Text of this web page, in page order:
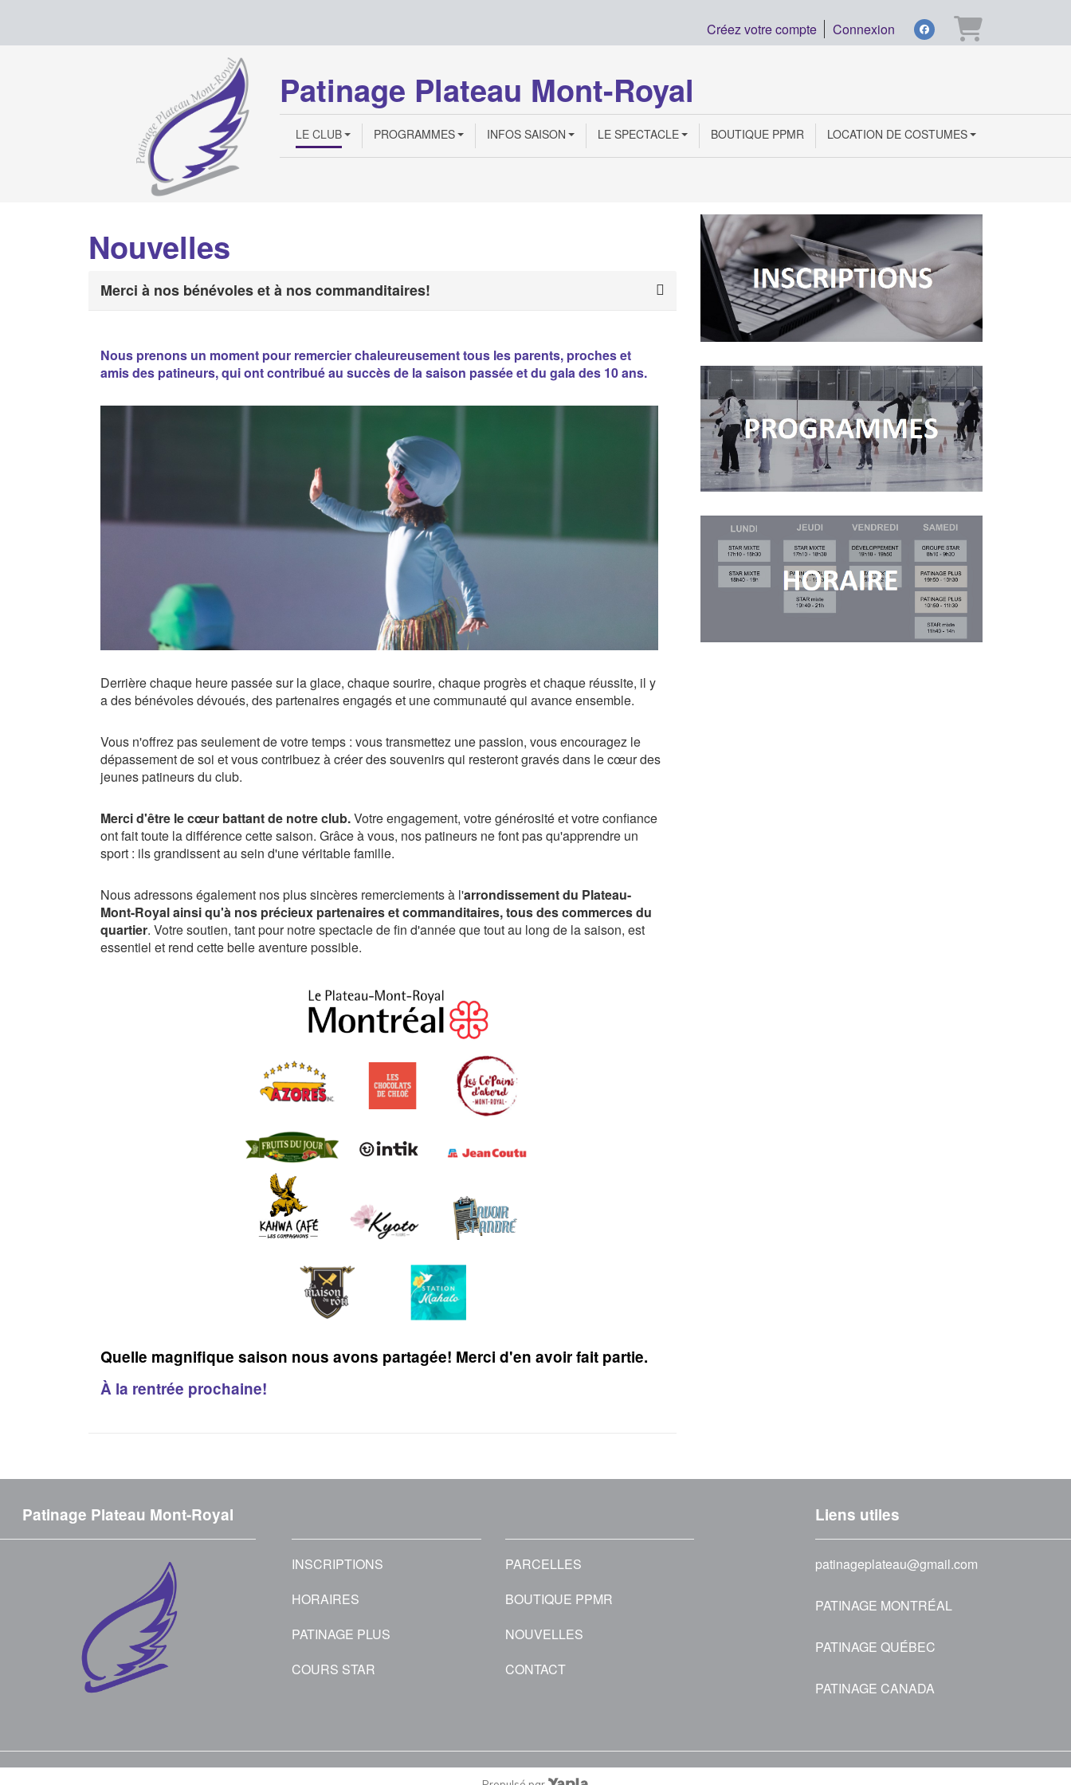
Créez votre compte Connexion facebookPanier
Patinage Plateau Mont-Royal
LE CLUB PROGRAMMES INFOS SAISON LE SPECTACLE BOUTIQUE PPMR LOCATION DE COSTUMES
Nouvelles
Merci à nos bénévoles et à nos commanditaires!
Nous prenons un moment pour remercier chaleureusement tous les parents, proches et
amis des patineurs, qui ont contribué au succès de la saison passée et du gala des 10 ans.
Derrière chaque heure passée sur la glace, chaque sourire, chaque progrès et chaque réussite, il y
a des bénévoles dévoués, des partenaires engagés et une communauté qui avance ensemble.
Vous n'offrez pas seulement de votre temps : vous transmettez une passion, vous encouragez le
dépassement de soi et vous contribuez à créer des souvenirs qui resteront gravés dans le cœur des
jeunes patineurs du club.
Merci d'être le cœur battant de notre club.Votre engagement, votre générosité et votre confiance
ont fait toute la différence cette saison. Grâce à vous, nos patineurs ne font pas qu'apprendre un
sport : ils grandissent au sein d'une véritable famille.
Nous adressons également nos plus sincères remerciements à l'arrondissement du Plateau-
Mont-Royal ainsi qu'à nos précieux partenaires et commanditaires, tous des commerces du
quartier. Votre soutien, tant pour notre spectacle de fin d'année que tout au long de la saison, est
essentiel et rend cette belle aventure possible.
Quelle magnifique saison nous avons partagée! Merci d'en avoir fait partie.
À la rentrée prochaine!
Patinage Plateau Mont-Royal
INSCRIPTIONS
HORAIRES
PATINAGE PLUS
COURS STAR
PARCELLES
BOUTIQUE PPMR
NOUVELLES
CONTACT
Liens utiles
patinageplateau@gmail.com
PATINAGE MONTRÉAL
PATINAGE QUÉBEC
PATINAGE CANADA